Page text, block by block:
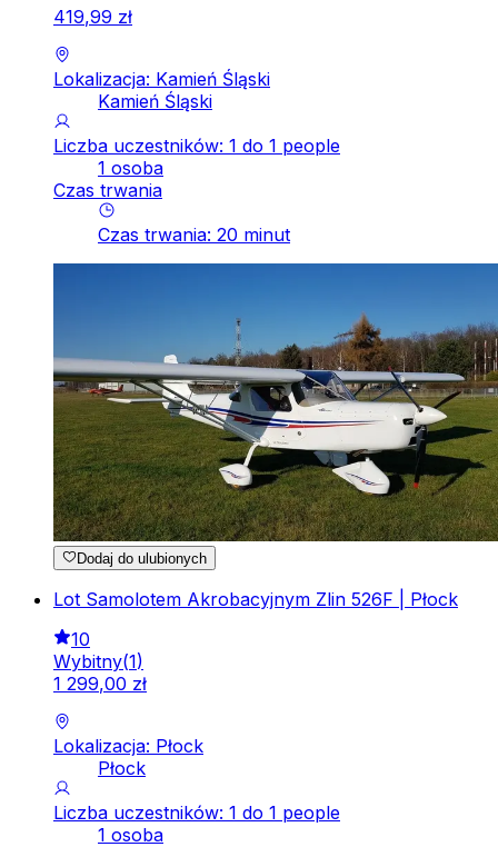
419,99 zł
Lokalizacja: Kamień Śląski
Kamień Śląski
Liczba uczestników: 1 do 1 people
1 osoba
Czas trwania
Czas trwania: 20 minut
Dodaj do ulubionych
Lot Samolotem Akrobacyjnym Zlin 526F | Płock
10
Wybitny(1)
1 299,00 zł
Lokalizacja: Płock
Płock
Liczba uczestników: 1 do 1 people
1 osoba